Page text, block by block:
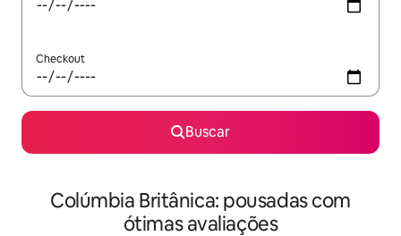
Checkout
Buscar
Colúmbia Britânica: pousadas com
ótimas avaliações